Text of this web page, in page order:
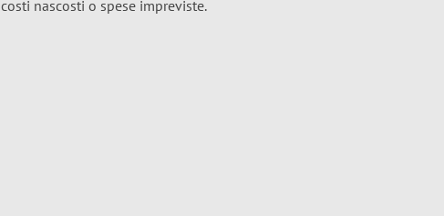
costi nascosti o spese impreviste.